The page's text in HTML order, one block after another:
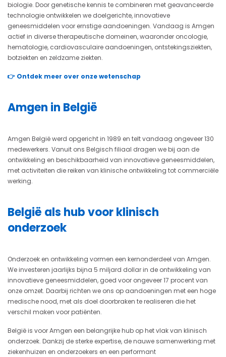
biologie. Door genetische kennis te combineren met geavanceerde
technologie ontwikkelen we doelgerichte, innovatieve
geneesmiddelen voor ernstige aandoeningen. Vandaag is Amgen
actief in diverse therapeutische domeinen, waaronder oncologie,
hematologie, cardiovasculaire aandoeningen, ontstekingsziekten,
botziekten en zeldzame ziekten.
👉 Ontdek meer over onze wetenschap
Amgen in België
Amgen België werd opgericht in 1989 en telt vandaag ongeveer 130
medewerkers. Vanuit ons Belgisch filiaal dragen we bij aan de
ontwikkeling en beschikbaarheid van innovatieve geneesmiddelen,
met activiteiten die reiken van klinische ontwikkeling tot commerciële
werking.
België als hub voor klinisch
onderzoek
Onderzoek en ontwikkeling vormen een kernonderdeel van Amgen.
We investeren jaarlijks bijna 5 miljard dollar in de ontwikkeling van
innovatieve geneesmiddelen, goed voor ongeveer 17 procent van
onze omzet. Daarbij richten we ons op aandoeningen met een hoge
medische nood, met als doel doorbraken te realiseren die het
verschil maken voor patiënten.
België is voor Amgen een belangrijke hub op het vlak van klinisch
onderzoek. Dankzij de sterke expertise, de nauwe samenwerking met
ziekenhuizen en onderzoekers en een performant